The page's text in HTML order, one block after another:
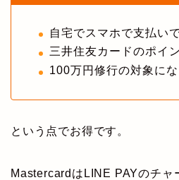
自宅でスマホで支払い
三井住友カードのポイ
100万円修行の対象にな
という点でお得です。
MastercardはLINE PAYのチャ